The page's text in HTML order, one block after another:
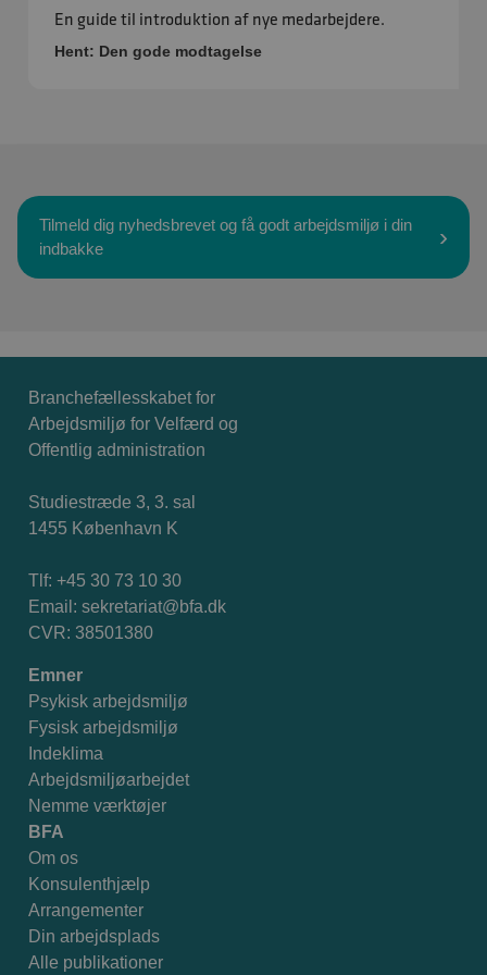
En guide til introduktion af nye medarbejdere.
Hent: Den gode modtagelse
Tilmeld dig nyhedsbrevet og få godt arbejdsmiljø i din
indbakke
Branchefællesskabet for
Arbejdsmiljø for Velfærd og
Offentlig administration
Studiestræde 3, 3. sal
1455 København K
Tlf: +45 30 73 10 30
Email: sekretariat@bfa.dk
CVR: 38501380
Emner
Psykisk arbejdsmiljø
Fysisk arbejdsmiljø
Indeklima
Arbejdsmiljøarbejdet
Nemme værktøjer
BFA
Om os
Konsulenthjælp
Arrangementer
Din arbejdsplads
Alle publikationer